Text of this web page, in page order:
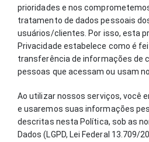
prioridades e nos
tratamento de dados pessoais
usuários/clientes. Por isso, esta
Privacidade estabelece como é
transferência de informações de
pessoas que acessam ou usam
Ao utilizar nossos serviços, você
e usaremos suas informações
descritas nesta Política, sob as
Dados (LGPD, Lei Federal 13.709/